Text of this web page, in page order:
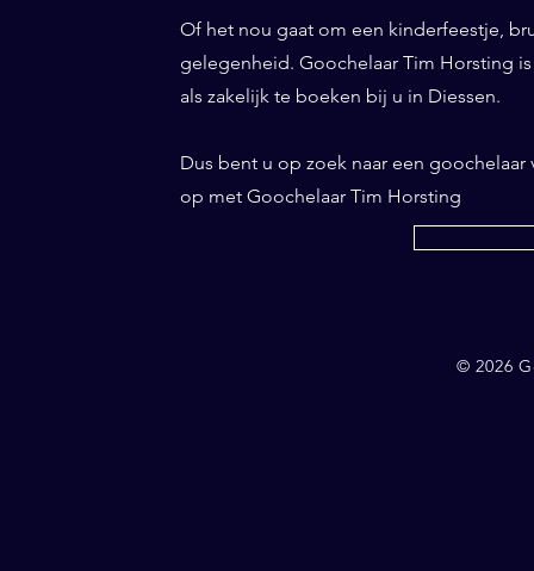
Of het nou gaat om een kinderfeestje,
gelegenheid. Goochelaar Tim Horsting
als zakelijk te boeken bij u in Diessen.
Dus bent u op zoek naar een
op met Goochelaar Tim Horsting
© 2026